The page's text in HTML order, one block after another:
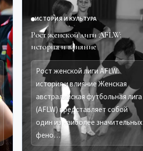
ИСТОРИЯ И КУЛЬТУРА
Рост женской лиги AFLW:
история и влияние
Рост женской лиги AFLW:
история и влияние Женская
австралийская футбольная лига
(AFLW) представляет собой
один из наиболее значительных
фено…